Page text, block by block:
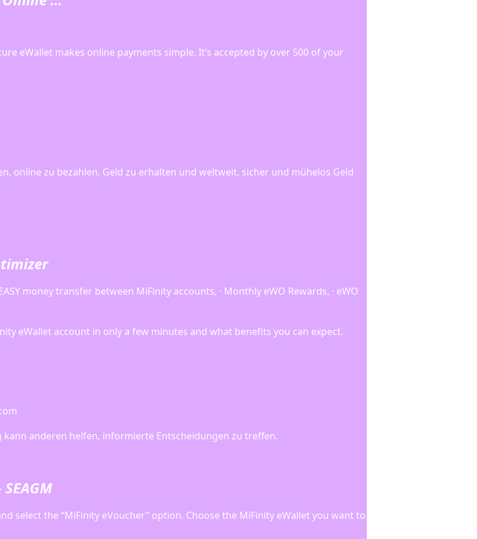
eWallet makes online payments simple. It’s accepted by over 500 of your
online zu bezahlen, Geld zu erhalten und weltweit, sicher und mühelos Geld
money transfer between MiFinity accounts, · Monthly eWO Rewards, · eWO
eWallet account in only a few minutes and what benefits you can expect.
anderen helfen, informierte Entscheidungen zu treffen.
select the “MiFinity eVoucher” option. Choose the MiFinity eWallet you want to